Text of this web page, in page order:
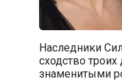
Наследники
сходство
знаменитыми